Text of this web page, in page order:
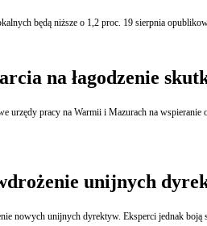
będą niższe o 1,2 proc. 19 sierpnia
na łagodzenie
urzędy pracy na Warmii i Mazurach na
unijnych
nowych unijnych dyrektyw. Eksperci jednak